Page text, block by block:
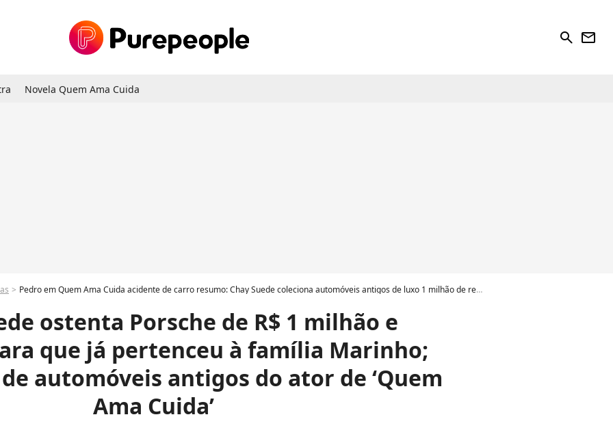
search newsletter
Novela Quem Ama Cuida
Pedro em Quem Ama Cuida acidente de carro resumo: Chay Suede coleciona automóveis antigos de luxo 1 milhão de reais em Porsche
ostenta Porsche de R$ 1 milhão e
que já pertenceu à família Marinho;
automóveis antigos do ator de ‘Quem
Ama Cuida’